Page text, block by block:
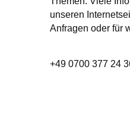
unseren
Anfragen oder für
+49 0700 377 24